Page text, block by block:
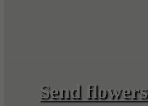
Send flowers